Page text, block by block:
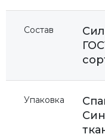
Состав
Упаковка